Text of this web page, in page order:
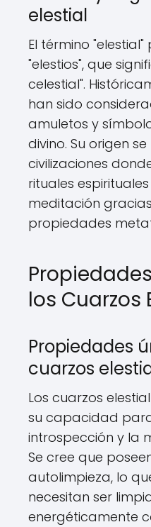
elestial
El término
"elestios", que
celestial".
han sido
amuletos y
divino. Su origen
civilizaciones
rituales
meditación
propiedades
los Cuarzos
Propiedades
cuarzos
Los cuarzos
su capacidad
introspección y la
Se cree que
autolimpieza, lo
necesitan ser
energéticamente